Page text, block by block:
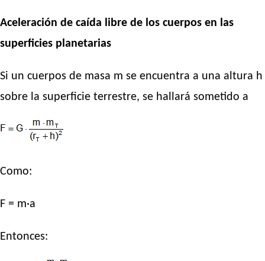
Aceleración de caída libre de los cuerpos en las
superficies planetarias
Si un cuerpos de masa m se encuentra a una altura h
sobre la superficie terrestre, se hallará sometido a
Como:
F = m·a
Entonces: